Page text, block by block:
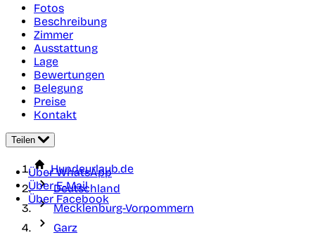
Fotos
Beschreibung
Zimmer
Ausstattung
Lage
Bewertungen
Belegung
Preise
Kontakt
Teilen
Über WhatsApp
Über E-Mail
Über Facebook
Hundeurlaub.de
Deutschland
Mecklenburg-Vorpommern
Garz